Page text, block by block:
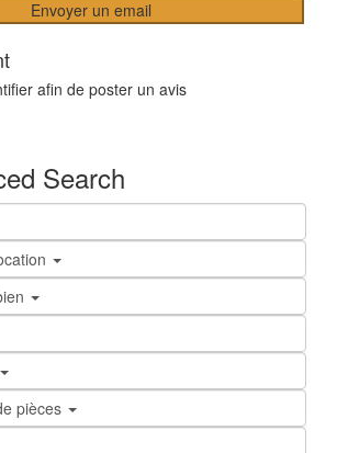
afin de poster un avis
Search
pièces